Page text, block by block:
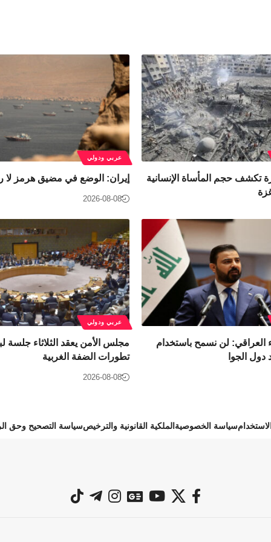
تكشف حجم المأساة الإنسانية
عربي ودولي
إيران: الوضع في مضيق هرمز لا
2026-08-08
العراقي: لن نسمح باستخدام
دول الجوا
عربي ودولي
مجلس الأمن يعقد الثلاثاء جلسة
تطورات الضفة الغربية
2026-08-08
سياسة الخصوصية الملكية القانونية والترخيصسياسة التصحيح وحق